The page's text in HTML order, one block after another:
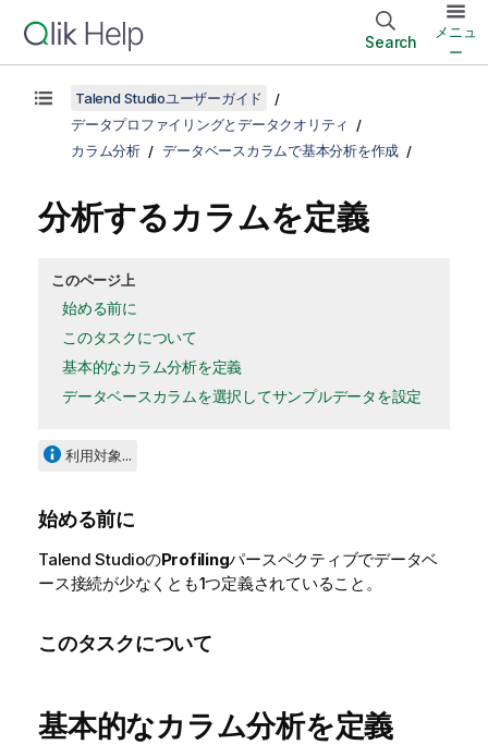
Search
メニュ
ー
Talend Studioユーザーガイド
データプロファイリングとデータクオリティ
カラム分析
データベースカラムで基本分析を作成
分析するカラムを定義
このページ上
始める前に
このタスクについて
基本的なカラム分析を定義
データベースカラムを選択してサンプルデータを設定
利用対象...
始める前に
Talend StudioのProfilingパースペクティブでデータベ
ース接続が少なくとも1つ定義されていること。
このタスクについて
基本的なカラム分析を定義